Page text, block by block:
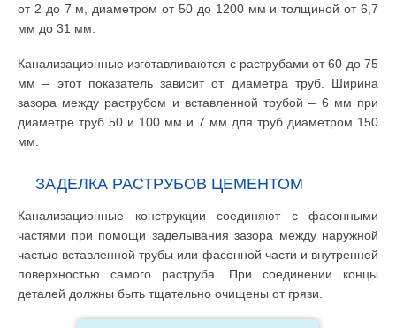
от 2 до 7 м, диаметром от 50 до 1200 мм и толщиной от 6,7
мм до 31 мм.
Канализационные изготавливаются с раструбами от 60 до 75
мм – этот показатель зависит от диаметра труб. Ширина
зазора между раструбом и вставленной трубой – 6 мм при
диаметре труб 50 и 100 мм и 7 мм для труб диаметром 150
мм.
ЗАДЕЛКА РАСТРУБОВ ЦЕМЕНТОМ
Канализационные конструкции соединяют с фасонными
частями при помощи заделывания зазора между наружной
частью вставленной трубы или фасонной части и внутренней
поверхностью самого раструба. При соединении концы
деталей должны быть тщательно очищены от грязи.